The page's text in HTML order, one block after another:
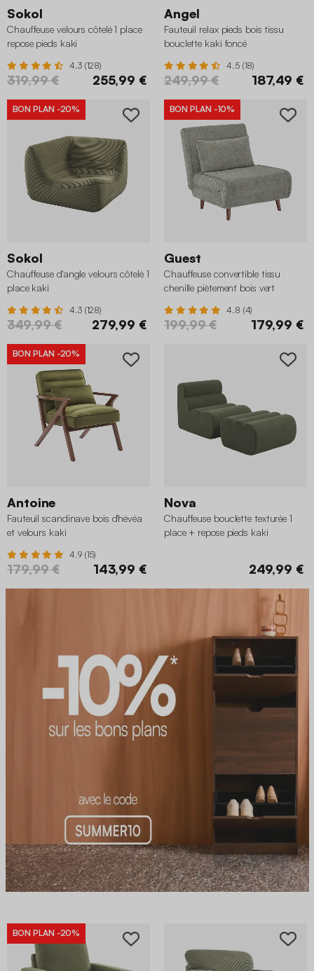
Sokol
Chauffeuse velours côtelé 1 place
repose pieds kaki
4.3 (128)
319,99 € 255,99 €
Angel
Fauteuil relax pieds bois tissu
bouclette kaki foncé
4.5 (18)
249,99 € 187,49 €
BON PLAN -20%
Sokol
Chauffeuse d'angle velours côtelé 1
place kaki
4.3 (128)
349,99 € 279,99 €
BON PLAN -10%
Guest
Chauffeuse convertible tissu
chenille piètement bois vert
4.8 (4)
199,99 € 179,99 €
BON PLAN -20%
Antoine
Fauteuil scandinave bois d'hévéa
et velours kaki
4.9 (15)
179,99 € 143,99 €
Nova
Chauffeuse bouclette texturée 1
place + repose pieds kaki
249,99 €
BON PLAN -20%